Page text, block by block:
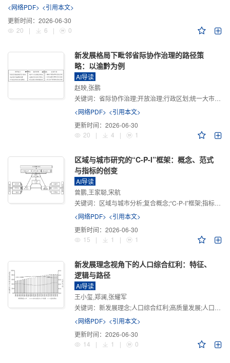
<网络PDF> <引用本文>
更新时间： 2026-06-30
20
| 6 | 0
新发展格局下毗邻省际协作治理的路径策
略：以渝黔为例
AI导读
赵映,张鹏
关键词： 省际协作治理;开放治理;行政区划;统一大市场;新发展格局
<网络PDF> <引用本文>
更新时间： 2026-06-30
20
| 4 | 1
区域与城市研究的“C-P-I”框架：概念、范式
与指标的创变
AI导读
曾鹏,王家聪,宋航
关键词： 区域与城市分析;复合概念;“C-P-I”框架;指标体系
<网络PDF> <引用本文>
更新时间： 2026-06-30
15
| 1 | 1
新发展理念视角下的人口综合红利：特征、
逻辑与路径
AI导读
王小玺,郑澜,张耀军
关键词： 新发展理念;人口综合红利;高质量发展;人口政策;中国式现代化
<网络PDF> <引用本文>
更新时间： 2026-06-30
14
| 1 | 0